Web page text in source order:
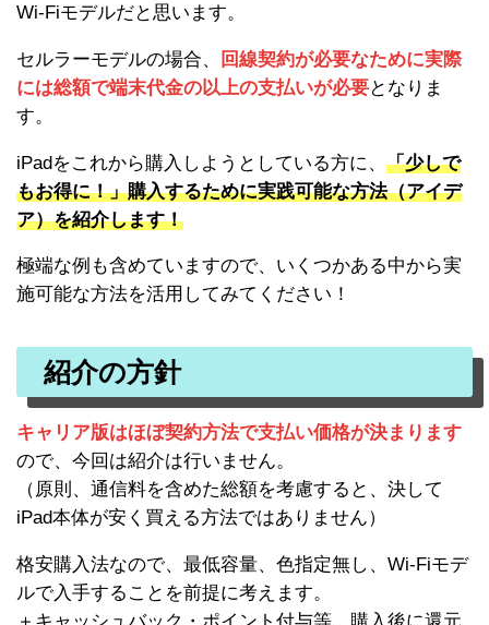
Wi-Fiモデルだと思います。
セルラーモデルの場合、
回線契約が必要なために実際
には総額で端末代金の以上の支払いが必要となりま
す。
iPadをこれから購入しようとしている方に、 「少しで
もお得に！」購入するために実践可能な方法（アイデ
ア）を紹介します！
極端な例も含めていますので、いくつかある中から実
施可能な方法を活用してみてください！
紹介の方針
キャリア版はほぼ契約方法で支払い価格が決まります
ので、今回は紹介は行いません。
（原則、通信料を含めた総額を考慮すると、決して
iPad本体が安く買える方法ではありません）
格安購入法なので、最低容量、色指定無し、Wi-Fiモデ
ルで入手することを前提に考えます。